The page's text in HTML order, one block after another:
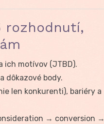
rozhodnutí,
ich motívov (JTBD).
dôkazové body.
len konkurenti), bariéry a
→ conversion →